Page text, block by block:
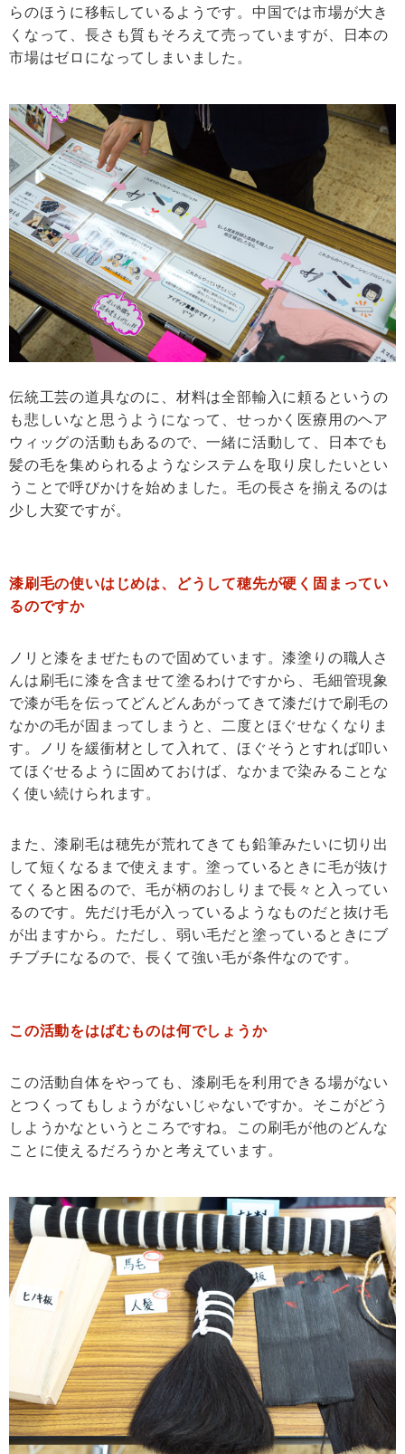
らのほうに移転しているようです。中国では市場が大き
くなって、長さも質もそろえて売っていますが、日本の
市場はゼロになってしまいました。
伝統工芸の道具なのに、材料は全部輸入に頼るというの
も悲しいなと思うようになって、せっかく医療用のヘア
ウィッグの活動もあるので、一緒に活動して、日本でも
髪の毛を集められるようなシステムを取り戻したいとい
うことで呼びかけを始めました。毛の長さを揃えるのは
少し大変ですが。
漆刷毛の使いはじめは、どうして穂先が硬く固まってい
るのですか
ノリと漆をまぜたもので固めています。漆塗りの職人さ
んは刷毛に漆を含ませて塗るわけですから、毛細管現象
で漆が毛を伝ってどんどんあがってきて漆だけで刷毛の
なかの毛が固まってしまうと、二度とほぐせなくなりま
す。ノリを緩衝材として入れて、ほぐそうとすれば叩い
てほぐせるように固めておけば、なかまで染みることな
く使い続けられます。
また、漆刷毛は穂先が荒れてきても鉛筆みたいに切り出
して短くなるまで使えます。塗っているときに毛が抜け
てくると困るので、毛が柄のおしりまで長々と入ってい
るのです。先だけ毛が入っているようなものだと抜け毛
が出ますから。ただし、弱い毛だと塗っているときにブ
チブチになるので、長くて強い毛が条件なのです。
この活動をはばむものは何でしょうか
この活動自体をやっても、漆刷毛を利用できる場がない
とつくってもしょうがないじゃないですか。そこがどう
しようかなというところですね。この刷毛が他のどんな
ことに使えるだろうかと考えています。